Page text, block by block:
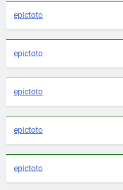
epictoto
epictoto
epictoto
epictoto
epictoto